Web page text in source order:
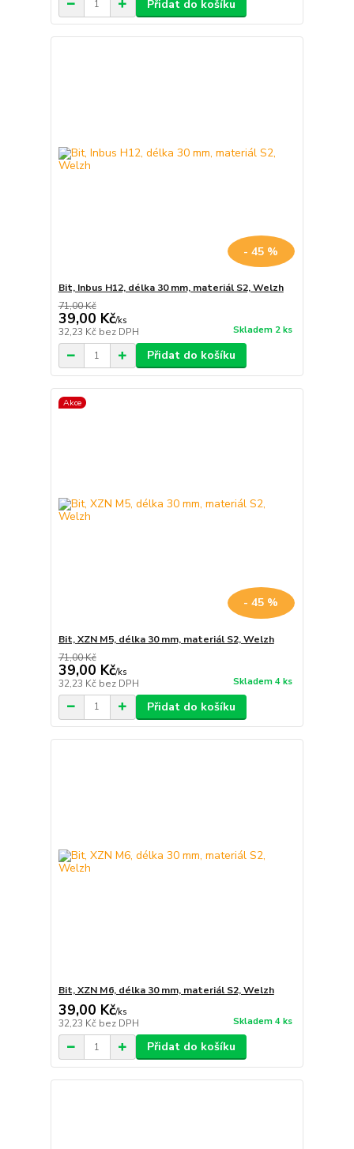
Přidat do košíku
- 45 %
Bit, Inbus H12, délka 30 mm, materiál S2, Welzh
71,00 Kč
39,00 Kč/ks
32,23 Kč bez DPH Skladem 2 ks
Přidat do košíku
Akce
- 45 %
Bit, XZN M5, délka 30 mm, materiál S2, Welzh
71,00 Kč
39,00 Kč/ks
32,23 Kč bez DPH Skladem 4 ks
Přidat do košíku
Bit, XZN M6, délka 30 mm, materiál S2, Welzh
39,00 Kč/ks
32,23 Kč bez DPH Skladem 4 ks
Přidat do košíku